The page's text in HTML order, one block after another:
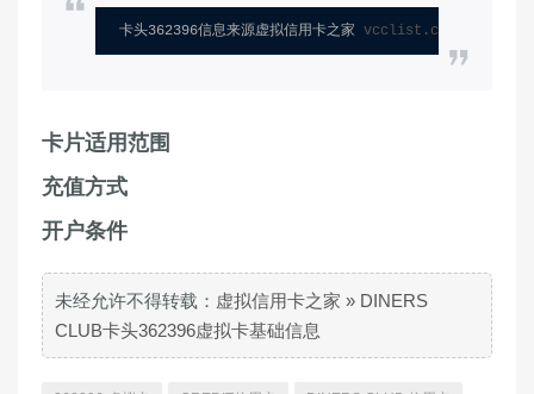
卡头362396信息来源虚拟信用卡之家 vcclist.com
卡片适用范围
充值方式
开户条件
未经允许不得转载： 虚拟信用卡之家 » DINERS
CLUB卡头362396虚拟卡基础信息